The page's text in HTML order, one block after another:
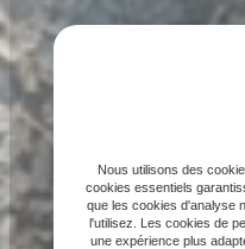
Nous utilisons des
cookies essentiels
que les cookies d'analyse
l'utilisez. Les cookies de
une expérience plus